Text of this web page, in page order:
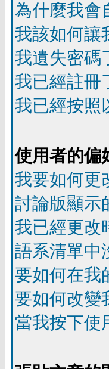
為什麼我會
我該如何讓
我遺失密碼
我已經註冊
我已經按照
使用者的偏
我要如何更
討論版顯示
我已經更改
語系清單中
要如何在我
要如何改變
當我按下使